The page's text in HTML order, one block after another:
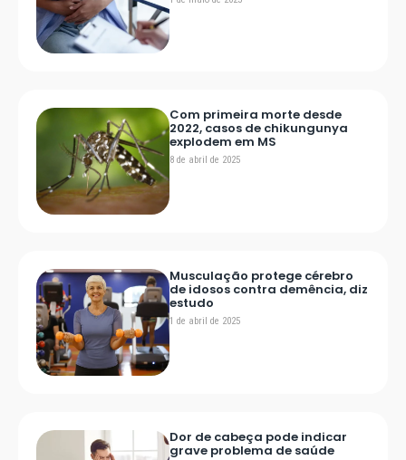
Com primeira morte desde
2022, casos de chikungunya
explodem em MS
8 de abril de 2025
Musculação protege cérebro
de idosos contra demência, diz
estudo
1 de abril de 2025
Dor de cabeça pode indicar
grave problema de saúde